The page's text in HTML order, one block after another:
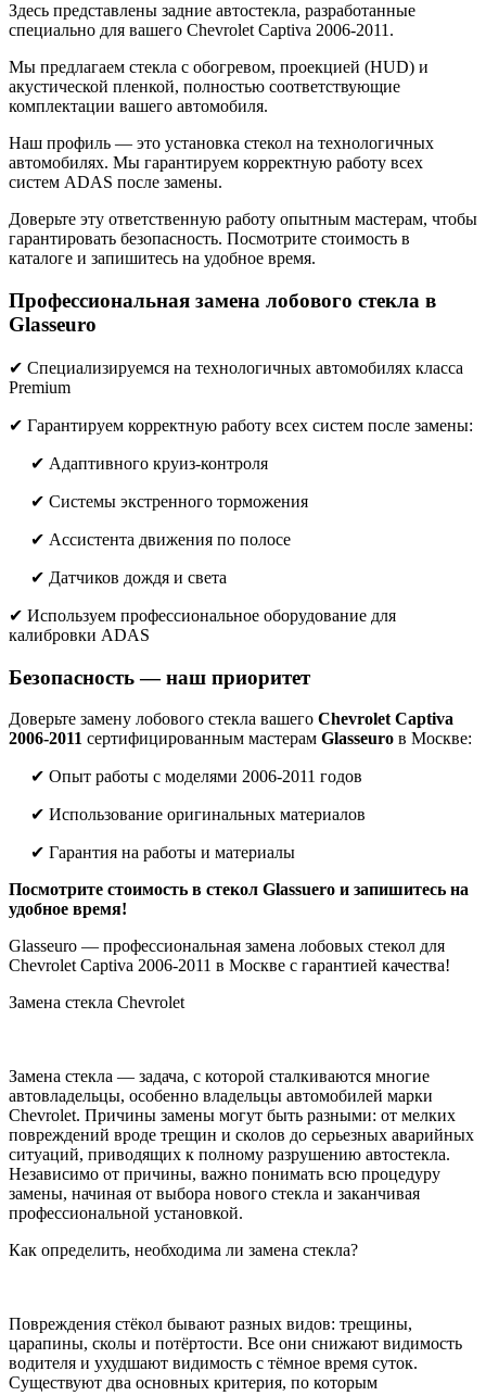
Здесь представлены задние автостекла, разработанные
специально для вашего Chevrolet Captiva 2006-2011.
Мы предлагаем стекла с обогревом, проекцией (HUD) и
акустической пленкой, полностью соответствующие
комплектации вашего автомобиля.
Наш профиль — это установка стекол на технологичных
автомобилях. Мы гарантируем корректную работу всех
систем ADAS после замены.
Доверьте эту ответственную работу опытным мастерам, чтобы
гарантировать безопасность. Посмотрите стоимость в
каталоге и запишитесь на удобное время.
Профессиональная замена лобового стекла в
Glasseuro
✔ Специализируемся на технологичных автомобилях класса
Premium
✔ Гарантируем корректную работу всех систем после замены:
✔ Адаптивного круиз-контроля
✔ Системы экстренного торможения
✔ Ассистента движения по полосе
✔ Датчиков дождя и света
✔ Используем профессиональное оборудование для
калибровки ADAS
Безопасность — наш приоритет
Доверьте замену лобового стекла вашего Chevrolet Captiva
2006-2011 сертифицированным мастерам Glasseuro в Москве:
✔ Опыт работы с моделями 2006-2011 годов
✔ Использование оригинальных материалов
✔ Гарантия на работы и материалы
Посмотрите стоимость в стекол Glassuero и запишитесь на
удобное время!
Glasseuro — профессиональная замена лобовых стекол для
Chevrolet Captiva 2006-2011 в Москве с гарантией качества!
Замена стекла Chevrolet
Замена стекла — задача, с которой сталкиваются многие
автовладельцы, особенно владельцы автомобилей марки
Chevrolet. Причины замены могут быть разными: от мелких
повреждений вроде трещин и сколов до серьезных аварийных
ситуаций, приводящих к полному разрушению автостекла.
Независимо от причины, важно понимать всю процедуру
замены, начиная от выбора нового стекла и заканчивая
профессиональной установкой.
Как определить, необходима ли замена стекла?
Повреждения стёкол бывают разных видов: трещины,
царапины, сколы и потёртости. Все они снижают видимость
водителя и ухудшают видимость с тёмное время суток.
Существуют два основных критерия, по которым